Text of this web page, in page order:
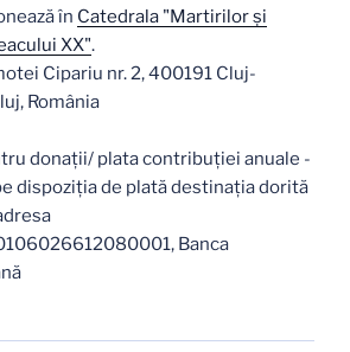
în Catedrala "Martirilor şi
XX".
Cipariu nr. 2, 400191 Cluj-
România
donații/ plata contribuției anuale -
dispoziția de plată destinația dorită
Banca